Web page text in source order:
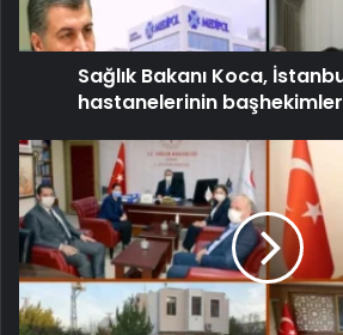
Sağlık Bakanı Koca,
hastanelerinin